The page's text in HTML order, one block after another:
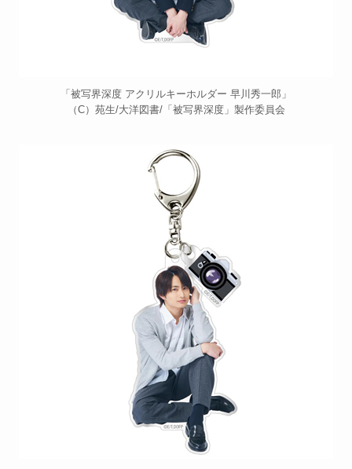
「被写界深度 アクリルキーホルダー 早川秀一郎」
（C）苑生/大洋図書/「被写界深度」製作委員会